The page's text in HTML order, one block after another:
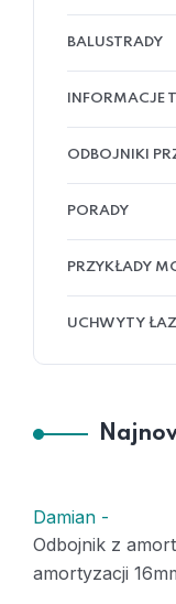
BALUSTRADY
INFORMACJE
ODBOJNIKI
PORADY
PRZYKŁADY
UCHWYTY
Damian -
Odbojnik z
amortyzacji